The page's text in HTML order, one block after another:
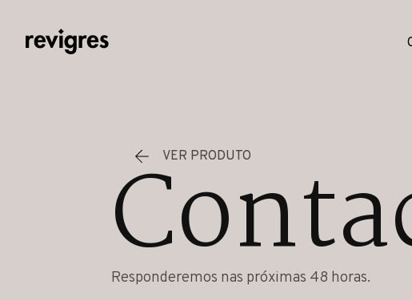
VER PRODUTO
Responderemos nas próximas 48 horas.